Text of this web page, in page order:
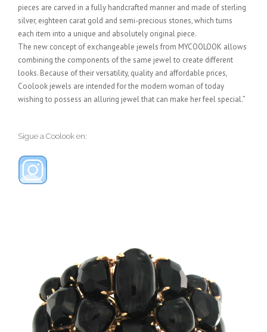
pieces are carved in a fully handcrafted manner and made of sterling
silver, eighteen carat gold and semi-precious stones, which turns
each item into a unique and absolutely original piece.
The new concept of exchangeable jewels from MYCOOLOOK allows
combining the components of the same jewel to create different
looks. Because of their versatility, quality and affordable prices,
Coolook jewels are intended for the modern woman of today
wishing to possess an alluring jewel that can make her feel special.”
Sigue a Coolook en: